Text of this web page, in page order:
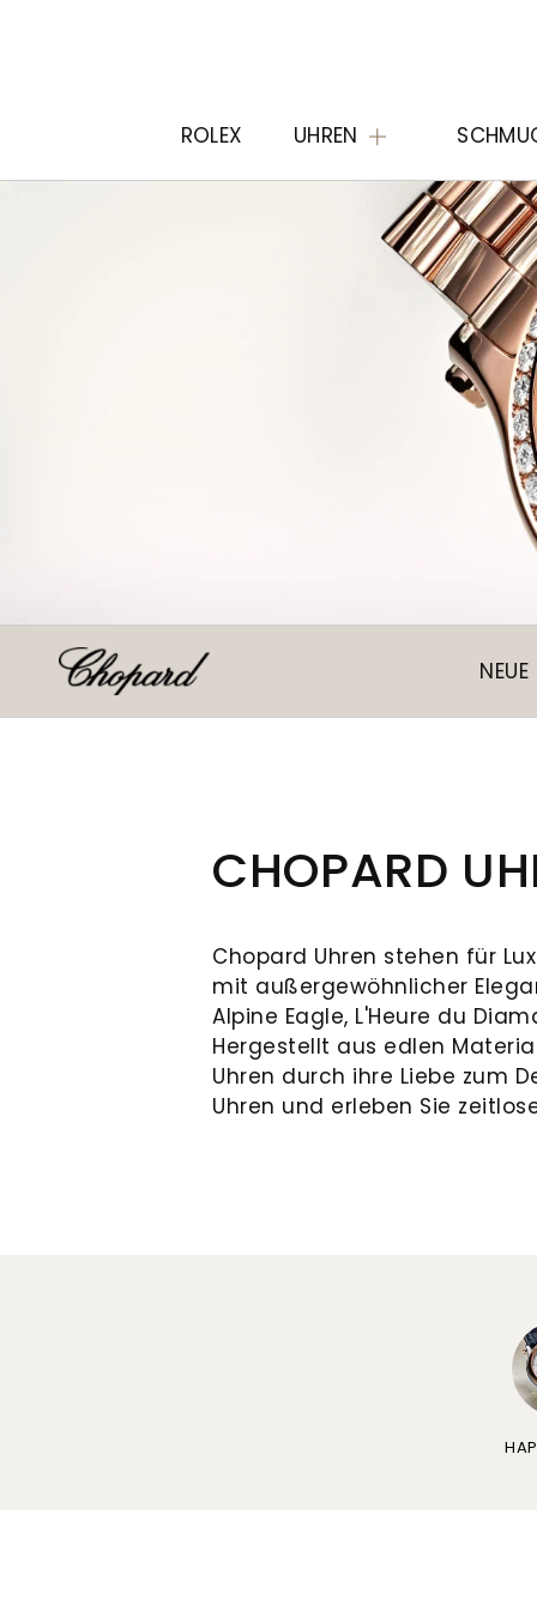
ROLEX UHREN
CHOPARD
Chopard Uhren stehen für
mit außergewöhnlicher
Alpine Eagle, L'Heure du
Hergestellt aus edlen
Uhren durch ihre Liebe zum
Uhren und erleben Sie